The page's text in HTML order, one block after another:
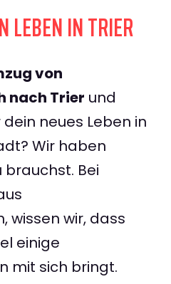
LEBEN IN TRIER
von
nach Trier und
neues Leben in
Wir haben
Bei
wissen wir, dass
einige
mit sich bringt.